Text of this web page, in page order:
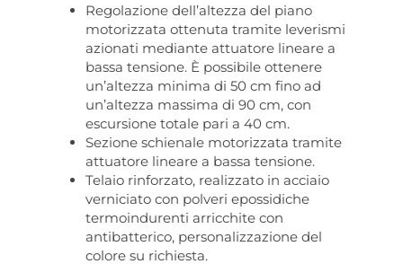
Regolazione dell’altezza del piano
motorizzata ottenuta tramite leverismi
azionati mediante attuatore lineare a
bassa tensione. È possibile ottenere
un’altezza minima di 50 cm fino ad
un’altezza massima di 90 cm, con
escursione totale pari a 40 cm.
Sezione schienale motorizzata tramite
attuatore lineare a bassa tensione.
Telaio rinforzato, realizzato in acciaio
verniciato con polveri epossidiche
termoindurenti arricchite con
antibatterico, personalizzazione del
colore su richiesta.